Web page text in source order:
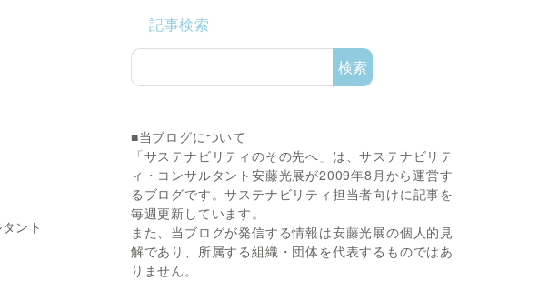
ント
記事検索
検索
■当ブログについて
「サステナビリティのその先へ」は、サステナビリテ
ィ・コンサルタント安藤光展が2009年8月から運営す
るブログです。サステナビリティ担当者向けに記事を
毎週更新しています。
また、当ブログが発信する情報は安藤光展の個人的見
解であり、所属する組織・団体を代表するものではあ
りません。